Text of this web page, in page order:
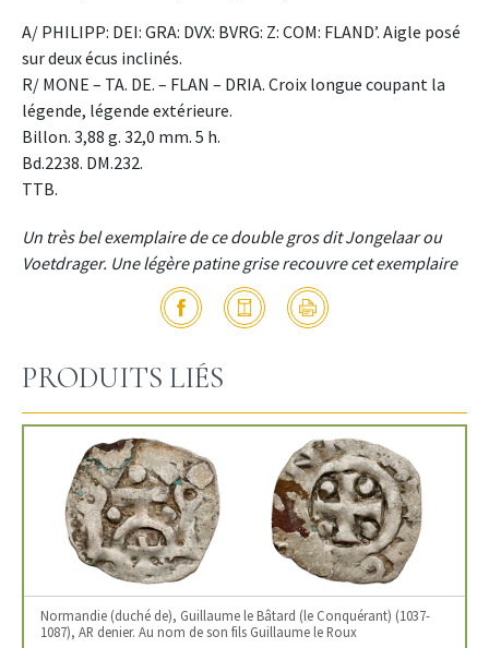
A/ PHILIPP: DEI: GRA: DVX: BVRG: Z: COM: FLAND’. Aigle posé
sur deux écus inclinés.
R/ MONE – TA. DE. – FLAN – DRIA. Croix longue coupant la
légende, légende extérieure.
Billon. 3,88 g. 32,0 mm. 5 h.
Bd.2238. DM.232.
TTB.
Un très bel exemplaire de ce double gros dit Jongelaar ou
Voetdrager. Une légère patine grise recouvre cet exemplaire
PRODUITS LIÉS
Normandie (duché de), Guillaume le Bâtard (le Conquérant) (1037-
1087), AR denier. Au nom de son fils Guillaume le Roux